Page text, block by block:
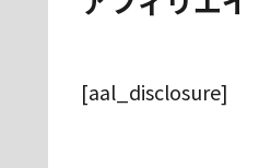
[aal_disclosure]